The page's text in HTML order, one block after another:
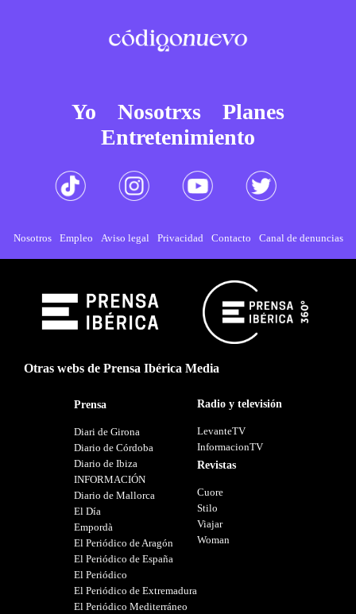
Yo Nosotrxs
Planes
Entretenimiento
Nosotros Empleo Aviso legal Privacidad Contacto Canal de denuncias
Otras webs de Prensa Ibérica Media
Prensa
Diari de Girona
Diario de Córdoba
Diario de Ibiza
INFORMACIÓN
Diario de Mallorca
El Día
Empordà
El Periódico de Aragón
El Periódico de España
El Periódico
El Periódico de Extremadura
El Periódico Mediterráneo
Radio y televisión
LevanteTV
InformacionTV
Revistas
Cuore
Stilo
Viajar
Woman